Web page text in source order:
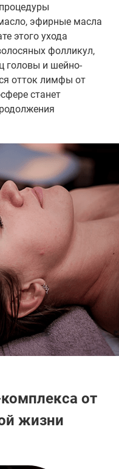
эфирные масла
этого ухода
фолликул,
головы и шейно-
отток лимфы от
станет
от
жизни